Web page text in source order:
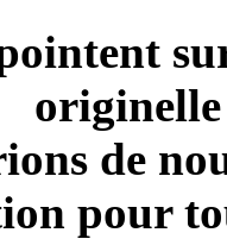
de
pour